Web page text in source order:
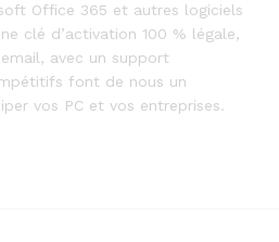
Office 365 et autres logiciels
clé d’activation 100 % légale,
avec un support
font de nous un
vos PC et vos entreprises.